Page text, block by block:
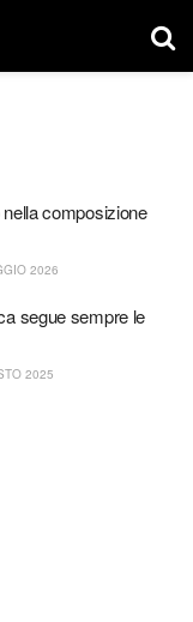
composizione
2026
segue sempre le
2025